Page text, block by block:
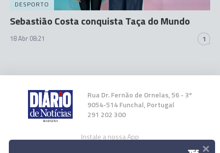
DESPORTO
Sebastião Costa conquista Taça do Mundo
18 Abr 08:21 1
Rua Dr. Fernão de Ornelas, 56 - 3º
9054-514 Funchal, Portugal
291 202 300
Instale a nossa App ×